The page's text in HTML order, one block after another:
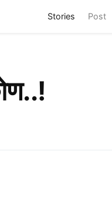
Stories (current)
Post